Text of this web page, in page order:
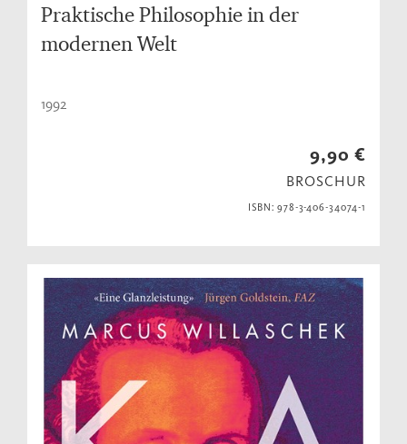
Praktische Philosophie in der
modernen Welt
1992
9,90 €
BROSCHUR
ISBN: 978-3-406-34074-1